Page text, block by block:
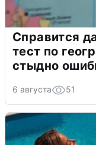
Справится
тест по
стыдно
6 августа 51